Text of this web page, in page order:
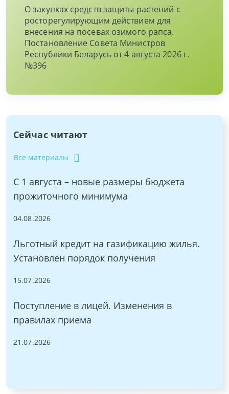
О закупках средств защиты растений с
росторегулирующим действием для
внесения на посевах озимого рапса.
Постановление Совета Министров
Республики Беларусь от 4 августа 2026 г.
№396
Сейчас читают
Все материалы
С 1 августа – новые размеры бюджета
прожиточного минимума
04.08.2026
Льготный кредит на газификацию жилья.
Установлен порядок получения
15.07.2026
Поступление в лицей. Изменения в
правилах приема
21.07.2026